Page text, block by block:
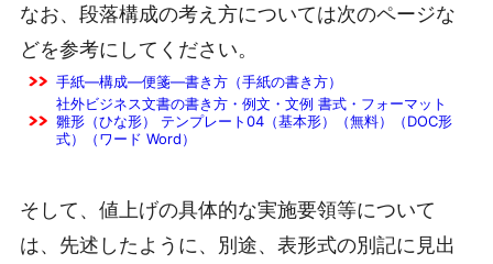
なお、段落構成の考え方については次のページな
どを参考にしてください。
手紙―構成―便箋―書き方（手紙の書き方）
社外ビジネス文書の書き方・例文・文例 書式・フォーマット
雛形（ひな形） テンプレート04（基本形）（無料）（DOC形
式）（ワード Word）
そして、値上げの具体的な実施要領等について
は、先述したように、別途、表形式の別記に見出